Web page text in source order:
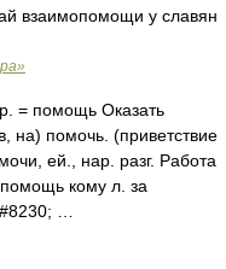
взаимопомощи у славян
= помощь Оказать
на) помочь. (приветствие
ей., нар. разг. Работа
кому л. за
…